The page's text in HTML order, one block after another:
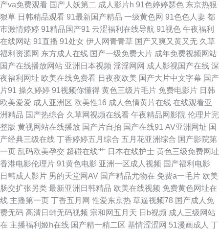
欧美精品 美女被草 综合另类视频图 男人看片网站 91艹人 欧美大片a特激情
刺激 97电影在线电影 欧洲激情在线观看 AV淘宝久久 人妻诱惑导航 变态91
日本一卡两卡三卡四卡免费视频 成年人网站在线播放 日韩无码精品高清熟卡
国免 国产aa免费 丝足交在线 国产精品色午夜在线看 午夜污色无 国产三级在
线播放 亚洲国产免费综合 国产最新三级a∨在线 亚洲淫淫网 激情午夜中国 雨
燕体育免费高清观看 婷婷六月久 日本视频免费观看 美女抠逼自拍 好看视频
国产成网站18 va在线观看日本 在线免费观看 熊猫视频网站91 少妇后入 欧
美性受xxx 看黄a大片日 岛国三级片 91美网站 性猛交╳xxx乱大交 色天使怎
欧美深夜在线 经典三级网址 二区三区爱欲 88影视网神马 亚洲日韩欧美三区
产va免费观看 国产人妖第二 成人影片h 91色婷婷瑟色 东京热狠
狠草 日韩精品观看 91最新国产精品 一级黄色网 91色色人妻 都
市激情婷婷 91精品国产91 云涩福利在线导航 91视色 午夜福利
在线网站 91直播 91处女 伊人网青青草 国产又爽又黄又无 久草
福利资源网 东方成人在线 国产一级免费大片 成年免费视频网站
国产在线播放网站 亚洲日本视频 淫淫网网 成人影视国产在线 深
夜福利网址 欧美在线免费看 日夜夜欧美 国产大片中文字幕 国产
片91 操久婷婷 91视频你懂得 黄色三级片毛片 免费电影片 日韩
欧美爱爱 成人亚洲区 欧美性16 成人色情黄片在线 在线观看亚
洲精品 国产热综合 久草网视频在线看 午夜精品网影院 伦理片完
整版 黄视网站在线播放 国产片自拍 国产在线91 AV亚洲网址 国
产经典三级在线 丁香婷婷五月综合 五月花亚洲综合 国产影院第
一页 乱码欧美孕交 超碰在线艹 日本在线护士 黄色三级免费网址
香港电影伦理片 91黄色电影 亚洲一区成人视频 国产福利电影
日韩成人影片 男的天堂网AV 国产精品尤物在 免费a一毛片 欧美
肠交扩张另类 最新亚洲日韩精品 欧美在线视频 免费黄色网址在
线 主播第一页 丁香五月网 性爱东京热 草逼视频78 国产成人免
费无码 高清日韩无码视频 宗和网五月天 日b视频 成人三级网站
在 主播福利姬h在线 国产精一精二区 基情涩涩网 51漫画成人 丁